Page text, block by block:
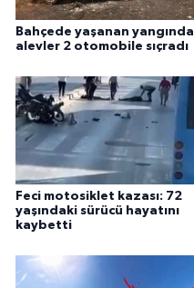
Bahçede yaşanan yangında
alevler 2 otomobile sıçradı
Feci motosiklet kazası: 72
yaşındaki sürücü hayatını
kaybetti